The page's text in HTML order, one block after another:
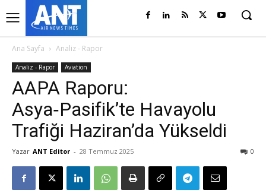
Ana Sayfa Analiz - Rapor
Analiz - Rapor Aviation
AAPA Raporu:
Asya‑Pasifik’te Havayolu
Trafiği Haziran’da Yükseldi
Yazar ANT Editor - 28 Temmuz 2025 0